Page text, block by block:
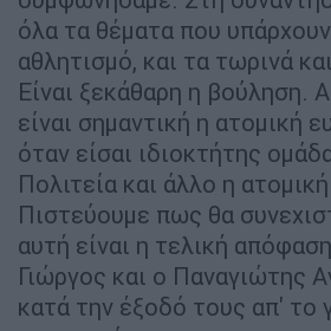
όλα τα θέματα που
αθλητισμό, και τα τωρινά
Είναι ξεκάθαρη η βούληση.
είναι σημαντική η ατομική
όταν είσαι ιδιοκτήτης
Πολιτεία και άλλο η
Πιστεύουμε πως θα
αυτή είναι η τελική
Γιώργος και ο Παναγιώτης
κατά την έξοδό τους απ' το